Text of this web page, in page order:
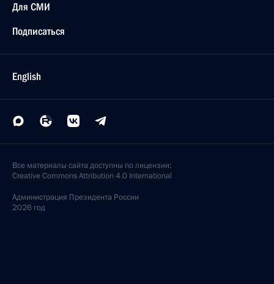
Для СМИ
Подписаться
English
Все материалы сайта доступны по лицензии:
Creative Commons Attribution 4.0 International
Администрация Президента России
2026 год